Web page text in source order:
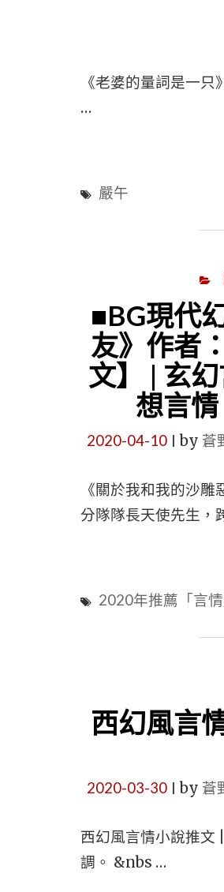
《老婆的量詞是一
…
嚴午
■BG現代
友》作者
文】 | 玄
想言
2020-04-10 by 蒼
《關於我和我的沙
分隊隊長天使先生，
2020年推薦「言
西幻風言
2020-03-30 by 蒼
西幻風言情小說推文
調。 &nbs …